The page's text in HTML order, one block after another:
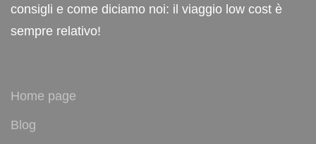
consigli e come diciamo noi: il viaggio low cost è
sempre relativo!
Home page
Blog